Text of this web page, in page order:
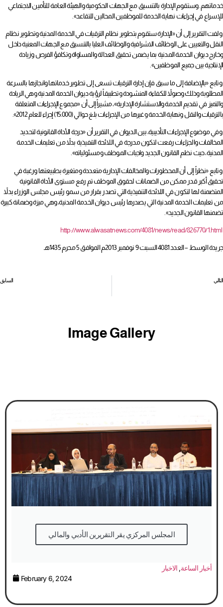
خدماتهم. وستقوم الإدارة بالتنسيق مع الجهات الحكومية والهيئة العامة للتأمين الاجتماعي
للإسراع في إجراءات نهاية الخدمة للموظفين المحالين للتقاعد».
ولفت التقرير إلى أن «الإدارة ستقوم بتطوير نظام الترقيات في الخدمة المدنية وتطوير نظام
النقل والتعيين على الوظائف الاشرافية والوظائف العليا بالتنسيق مع الجهات المعنية داخل
وخارج ديوان الخدمة المدنية بما يضمن تحقيق العدالة والمساواة وتكافؤ الفرص وزيادة
الإنتاجية بين جميع الموظفين».
وتابع «بالإضافة إلى ما سبق فإن إدارة الترقيات تسعى إلى تطوير خدماتها وانجازها بالسرعة
المطلوبة وذلك وصولاً للكفاءة المنشودة وتطبيقاً لرؤية ديوان الخدمة المدنية وهي الريادة
والتميز في تقديم الخدمة والاستشارة الإدارية»، مشيراً إلى أن «مجموع الإجراءات المتعلقة
بالترقيات والنقل ونهاية الخدمة وغيرها من الإجراءات بلغ حوالي (15.000) إجراء للعام 2012».
وفي موضوع الإجراءات التأديبية، بين الديوان في التقرير أن «درجة الأداة القانونية لتحديد
المخالفات والجزاءات رفعت لتكون مدرجة في اللائحة التنفيذية بدلاً من تعليمات الخدمة
المدنية، حيث نظم القانون الجديد واجبات الموظف ومسئولياته».
وتابع «نظراً إلى أن المحظورات والمخالفات الإدارية متعددة ومتغيرة بطبيعتها ورغبة في
تحقيق أكبر قدر ممكن من الضمانات لحقوق الموظف تم رفع مستوى الأداة القانونية
المتضمنة لها لتكون في اللائحة التنفيذية التي تصدر بقرار من سمو رئيس مجلس الوزراء بدلاً
من تعليمات الخدمة المدنية التي يصدرها رئيس ديوان الخدمة المدنية، وهي ميزة وضمانة كبيرة
تضمنها القانون الجديد».
http://www.alwasatnews.com/4081/news/read/826770/1.html
جريدة الوسط – العدد 4081 السبت 9 نوفمبر 2013م الموافق 5 محرم 1435هـ
السابق التالي
Image Gallery
المجلس المركزي يقر التقريرين الأدبي والمالي
أخبار الساعة, الاخبار
February 6, 2024